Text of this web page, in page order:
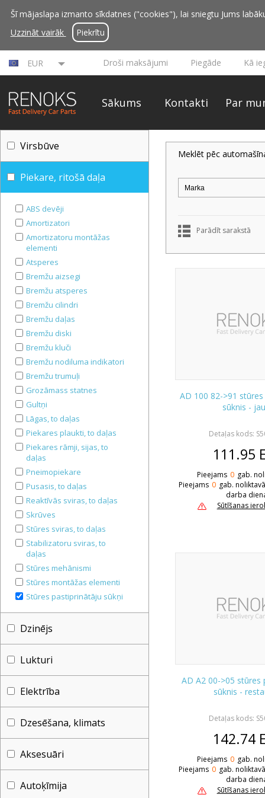
Šī mājaslapa izmanto sīkdatnes ("cookies"), lai sniegtu Jums
Uzzināt vairāk
Piekrītu
EUR Droši maksājumi Piegāde Kā
Sākums Kontakti Par
Virsbūve
Piekare, ritošā daļa
ABS devēji
Amortizatori
Amortizatoru montāžas
elementi
Atsperes
Bremžu aizsegi
Bremžu atsperes
Bremžu cilindri
Bremžu daļas
Bremžu diski
Bremžu kluči
Bremžu nodiluma indikatori
Bremžu trumuļi
Grozāmass statnes
Gultņi
Lāgas, to daļas
Piekares plaukti, to daļas
Piekares rāmji, sijas, to
daļas
Pneimopiekare
Pusasis, to daļas
Reaktīvās sviras, to daļas
Skrūves
Stūres sviras, to daļas
Stabilizatoru sviras, to
daļas
Stūres mehānismi
Stūres montāžas elementi
Stūres pastiprinātāju sūkņi
Dzinējs
Lukturi
Elektrība
Dzesēšana, klimats
Aksesuāri
Autoķīmija
Meklēt pēc
Parādīt sarakstā
AD 100 82->91
sūknis -
Detaļas kods:
111.95
Pieejams 0 gab.
Pieejams 0 gab.
darba
Sūtīšanas
AD A2 00->05 stūres
sūknis -
Detaļas kods:
142.74
Pieejams 0 gab.
Pieejams 0 gab.
darba
Sūtīšanas